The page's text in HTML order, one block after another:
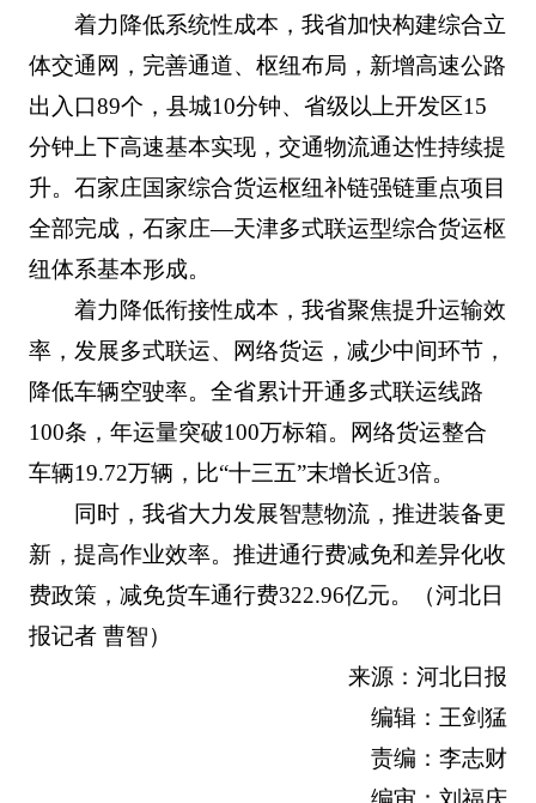
着力降低系统性成本，我省加快构建综合立
体交通网，完善通道、枢纽布局，新增高速公路
出入口89个，县城10分钟、省级以上开发区15
分钟上下高速基本实现，交通物流通达性持续提
升。石家庄国家综合货运枢纽补链强链重点项目
全部完成，石家庄—天津多式联运型综合货运枢
纽体系基本形成。
着力降低衔接性成本，我省聚焦提升运输效
率，发展多式联运、网络货运，减少中间环节，
降低车辆空驶率。全省累计开通多式联运线路
100条，年运量突破100万标箱。网络货运整合
车辆19.72万辆，比“十三五”末增长近3倍。
同时，我省大力发展智慧物流，推进装备更
新，提高作业效率。推进通行费减免和差异化收
费政策，减免货车通行费322.96亿元。（河北日
报记者 曹智）
来源：河北日报
编辑：王剑猛
责编：李志财